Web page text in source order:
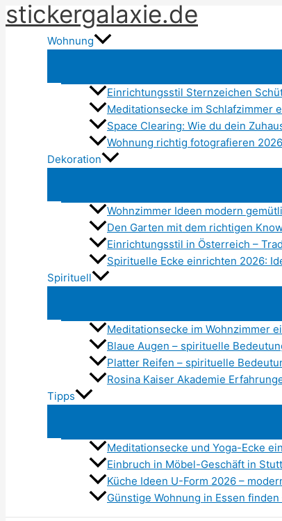
Zum
Inhalt
springen
stickergalaxie.de
Wohnung
Einrichtungsstil Sternzeichen
Meditationsecke im Schlafzimmer
Space Clearing: Wie du dein
Wohnung richtig fotografieren
Dekoration
Wohnzimmer Ideen modern
Den Garten mit dem richtigen
Einrichtungsstil in Österreich –
Spirituelle Ecke einrichten 2026:
Spirituell
Meditationsecke im Wohnzimmer
Blaue Augen – spirituelle
Platter Reifen – spirituelle
Rosina Kaiser Akademie
Tipps
Meditationsecke und Yoga-Ecke
Einbruch in Möbel-Geschäft in
Küche Ideen U-Form 2026 –
Günstige Wohnung in Essen